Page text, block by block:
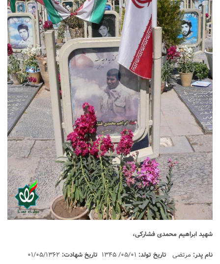
شهید ابراهیم محمدی فشارکی،
نام پدر: مرتضی تاریخ تولد: ۰۵/۰۱/ ۱۳۴۵ تاریخ شهادت: ۰۱/۰۵/۱۳۶۲